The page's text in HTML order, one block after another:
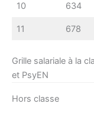
10 634
11 678
Grille salariale à la
et PsyEN
Hors classe